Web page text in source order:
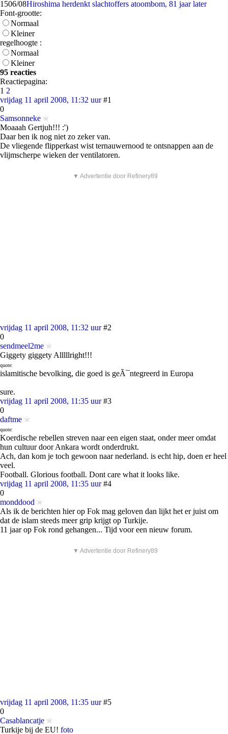
1506/08Hiroshima herdenkt slachtoffers atoombom, 81 jaar later
Font-grootte:
Normaal
Kleiner
regelhoogte :
Normaal
Kleiner
95 reacties
Reactiepagina:
1 2
vrijdag 11 april 2008, 11:32 uur #1
0
Samsonneke
Moaaah Gertjuh!!! :')
Daar ben ik nog niet zo zeker van.
De vliegende flipperkast wist ternauwernood te ontsnappen aan de
vlijmscherpe wieken der ventilatoren.
▼ Advertentie door Refinery89
vrijdag 11 april 2008, 11:32 uur #2
0
sendmeel2me
Giggety giggety Alllllright!!!
quote:
islamitische bevolking, die goed is geÃ¯ntegreerd in Europa
sure.
vrijdag 11 april 2008, 11:35 uur #3
0
daftme
quote:
Koerdische rebellen streven naar een eigen staat, onder meer omdat
hun cultuur door Ankara wordt onderdrukt.
Ach, dan kom je toch gewoon naar nederland. is echt hip, doen er heel
veel.
Football. Glorious football. Dont care what it looks like.
vrijdag 11 april 2008, 11:35 uur #4
0
monddood
Als ik de berichten hier op Fok mag geloven dan lijkt het er juist om
dat de islam steeds meer grip krijgt op Turkije.
11 jaar op Fok rond gehangen... Tijd voor een nieuw forum.
▼ Advertentie door Refinery89
vrijdag 11 april 2008, 11:35 uur #5
0
Casablancatje
Turkije bij de EU! foto